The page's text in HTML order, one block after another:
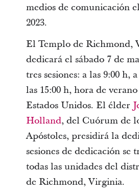
medios de comunicación
2023.
El Templo de Richmond,
dedicará el sábado 7 de
tres sesiones: a las 9:00 h,
las 15:00 h, hora de
Estados Unidos. El élder
Holland, del Cuórum de
Apóstoles, presidirá la
sesiones de dedicación se
todas las unidades del
de Richmond, Virginia.